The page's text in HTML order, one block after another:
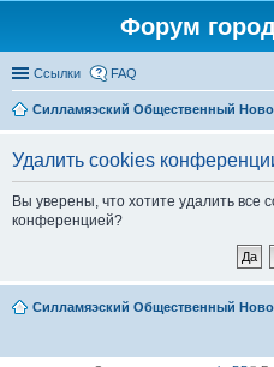
Форум
Ссылки FAQ
Силламяэский Общественный
Удалить cookies
Вы уверены, что хотите удалить все
конференцией?
Силламяэский Общественный